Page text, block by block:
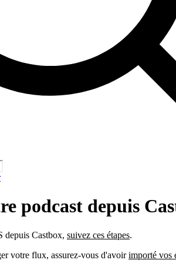
podcast depuis
depuis Castbox, suivez ces étapes.
votre flux, assurez-vous d'avoirimporté vos